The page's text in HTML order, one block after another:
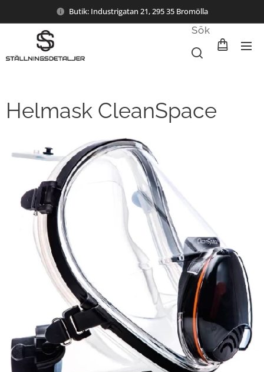
Butik: Industrigatan 21, 295 35 Bromölla
Sök
Helmask CleanSpace